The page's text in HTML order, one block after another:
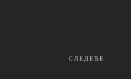
СЛЕДЕЋЕ